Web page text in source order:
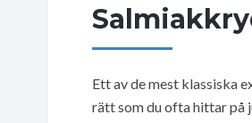
Ett av de mest klassiska
rätt som du ofta hittar på